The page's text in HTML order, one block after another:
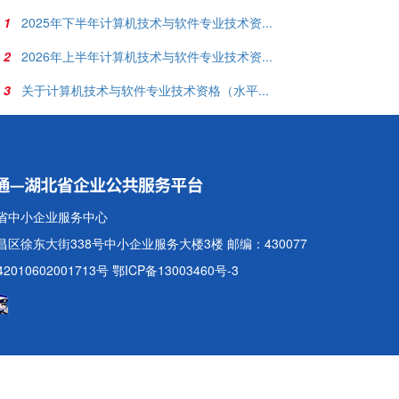
1
2025年下半年计算机技术与软件专业技术资...
2 2026年上半年计算机技术与软件专业技术资...
3
关于计算机技术与软件专业技术资格（水平...
中小企业服务中心
区徐东大街338号中小企业服务大楼3楼 邮编：430077
号 鄂ICP备13003460号-3